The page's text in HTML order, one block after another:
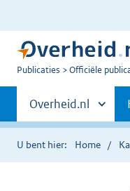
U
Publicaties Officiële
Primaire
navigatie
Andere
sites
binnen
Overheid.nl
U bent hier: Home